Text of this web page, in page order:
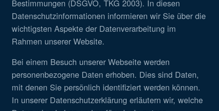
Bestimmungen (DSGVO, TKG 2003). In diesen
Datenschutzinformationen informieren wir Sie über die
wichtigsten Aspekte der Datenverarbeitung im
Rahmen unserer Website.
Bei einem Besuch unserer Webseite werden
personenbezogene Daten erhoben. Dies sind Daten,
mit denen Sie persönlich identifiziert werden können.
In unserer Datenschutzerklärung erläutern wir, welche